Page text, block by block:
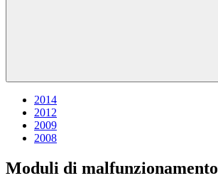
2014
2012
2009
2008
Moduli di malfunzionamento